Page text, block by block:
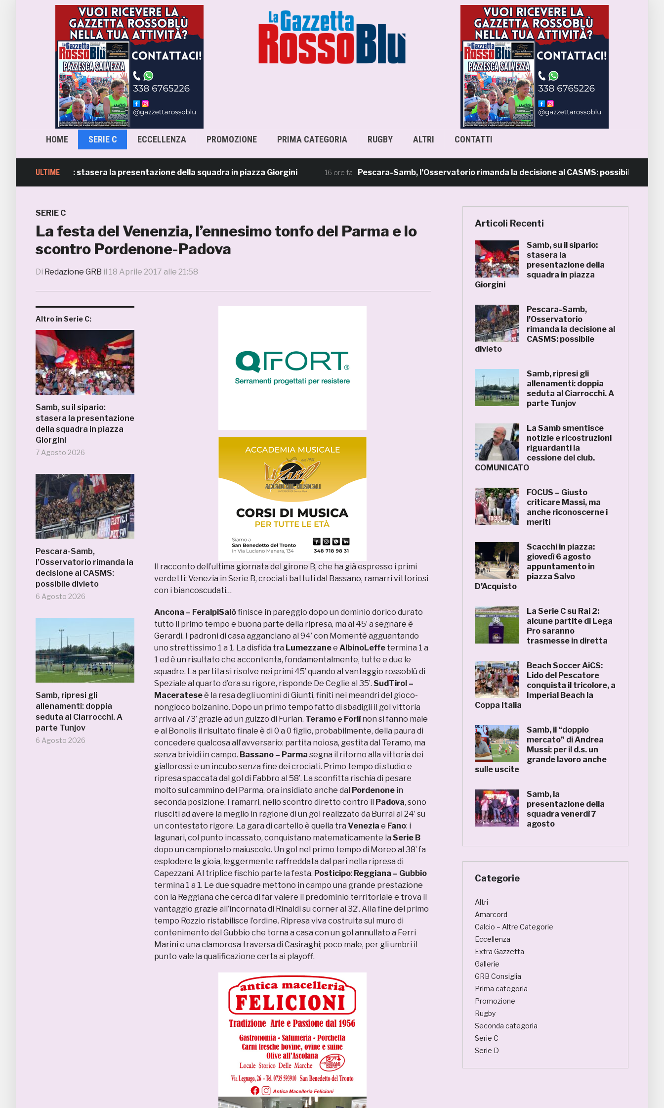
HOME SERIE C ECCELLENZA PROMOZIONE PRIMA CATEGORIA RUGBY ALTRI CONTATTI
ULTIME
su il sipario: stasera la presentazione della squadra in piazza Giorgini 16 ore fa Pescara-Samb, l’Osservatorio rimanda la decisione al CASMS: possibile divieto
SERIE C
La festa del Venenzia, l’ennesimo tonfo del Parma e lo
scontro Pordenone-Padova
Di Redazione GRB il 18 Aprile 2017 alle 21:58
Altro in Serie C:
Samb, su il sipario:
stasera la presentazione
della squadra in piazza
Giorgini
7 Agosto 2026
Pescara-Samb,
l’Osservatorio rimanda la
decisione al CASMS:
possibile divieto
6 Agosto 2026
Samb, ripresi gli
allenamenti: doppia
seduta al Ciarrocchi. A
parte Tunjov
6 Agosto 2026
Il racconto dell’ultima giornata del girone B, che ha già espresso i primi
verdetti: Venezia in Serie B, crociati battuti dal Bassano, ramarri vittoriosi
con i biancoscudati…
Ancona – FeralpiSalòfinisce in pareggio dopo un dominio dorico durato
tutto il primo tempo e buona parte della ripresa, ma al 45’ a segnare è
Gerardi. I padroni di casa agganciano al 94’ con Momentè agguantando
uno strettissimo 1 a 1. La disfida tra Lumezzanee AlbinoLeffe termina 1 a
1 ed è un risultato che accontenta, fondamentalmente, tutte e due le
squadre. La partita si risolve nei primi 45’ quando al vantaggio rossoblù di
Speziale al quarto d’ora su rigore, risponde De Ceglie al 35’. SudTirol –
Macerateseè la resa degli uomini di Giunti, finiti nei meandri del gioco-
nongioco bolzanino. Dopo un primo tempo fatto di sbadigli il gol vittoria
arriva al 73’ grazie ad un guizzo di Furlan. Teramoe Forlìnon si fanno male
e al Bonolis il risultato finale è di 0 a 0 figlio, probabilmente, della paura di
concedere qualcosa all’avversario: partita noiosa, gestita dal Teramo, ma
senza brividi in campo. Bassano – Parma segna il ritorno alla vittoria dei
giallorossi e un incubo senza fine dei crociati. Primo tempo di studio e
ripresa spaccata dal gol di Fabbro al 58’. La sconfitta rischia di pesare
molto sul cammino del Parma, ora insidiato anche dal Pordenone in
seconda posizione. I ramarri, nello scontro diretto contro il Padova, sono
riusciti ad avere la meglio in ragione di un gol realizzato da Burrai al 24’ su
un contestato rigore. La gara di cartello è quella tra Venezia e Fano: i
lagunari, col punto incassato, conquistano matematicamente la Serie B
dopo un campionato maiuscolo. Un gol nel primo tempo di Moreo al 38’ fa
esplodere la gioia, leggermente raffreddata dal pari nella ripresa di
Capezzani. Al triplice fischio parte la festa. Posticipo: Reggiana – Gubbio
termina 1 a 1. Le due squadre mettono in campo una grande prestazione
con la Reggiana che cerca di far valere il predominio territoriale e trova il
vantaggio grazie all’incornata di Rinaldi su corner al 32’. Alla fine del primo
tempo Rozzio ristabilisce l’ordine. Ripresa viva costruita sul muro di
contenimento del Gubbio che torna a casa con un gol annullato a Ferri
Marini e una clamorosa traversa di Casiraghi; poco male, per gli umbri il
punto vale la qualificazione certa ai playoff.
Articoli Recenti
Samb, su il sipario:
stasera la
presentazione della
squadra in piazza
Giorgini
Pescara-Samb,
l’Osservatorio
rimanda la decisione al
CASMS: possibile
divieto
Samb, ripresi gli
allenamenti: doppia
seduta al Ciarrocchi. A
parte Tunjov
La Samb smentisce
notizie e ricostruzioni
riguardanti la
cessione del club.
COMUNICATO
FOCUS – Giusto
criticare Massi, ma
anche riconoscerne i
meriti
Scacchi in piazza:
giovedì 6 agosto
appuntamento in
piazza Salvo
D’Acquisto
La Serie C su Rai 2:
alcune partite di Lega
Pro saranno
trasmesse in diretta
Beach Soccer AiCS:
Lido del Pescatore
conquista il tricolore, a
Imperial Beach la
Coppa Italia
Samb, il “doppio
mercato” di Andrea
Mussi: per il d.s. un
grande lavoro anche
sulle uscite
Samb, la
presentazione della
squadra venerdì 7
agosto
Categorie
Altri
Amarcord
Calcio – Altre Categorie
Eccellenza
Extra Gazzetta
Gallerie
GRB Consiglia
Prima categoria
Promozione
Rugby
Seconda categoria
Serie C
Serie D